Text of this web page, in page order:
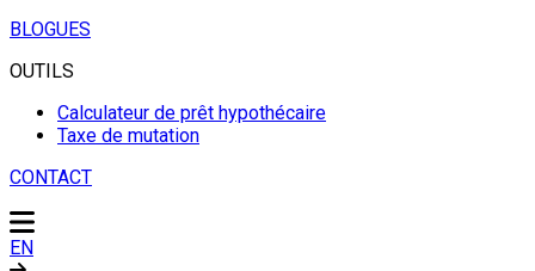
BLOGUES
OUTILS
Calculateur de prêt hypothécaire
Taxe de mutation
CONTACT
EN